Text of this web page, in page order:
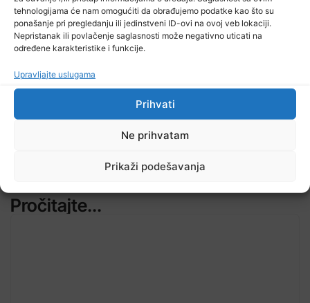
tehnologijama će nam omogućiti da obrađujemo podatke kao što su
ponašanje pri pregledanju ili jedinstveni ID-ovi na ovoj veb lokaciji.
Nepristanak ili povlačenje saglasnosti može negativno uticati na
određene karakteristike i funkcije.
Upravljajte uslugama
Prihvati
Ne prihvatam
Prikaži podešavanja
Pročitajte...